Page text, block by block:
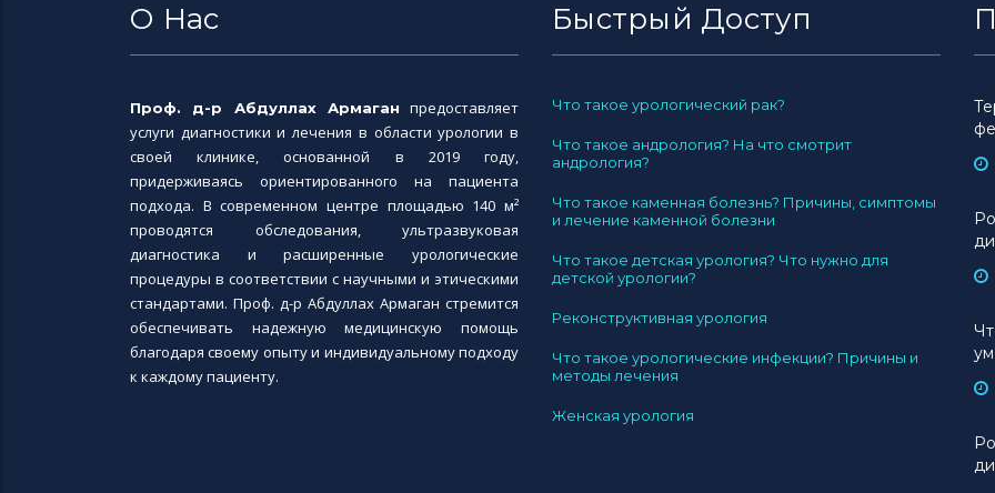
О Нас
Проф. д-р Абдуллах Армаган
предоставляет
услуги диагностики и лечения в области урологии в
своей клинике, основанной в 2019 году,
придерживаясь ориентированного на пациента
подхода. В современном центре площадью 140 м²
проводятся обследования, ультразвуковая
диагностика и расширенные урологические
процедуры в соответствии с научными и этическими
стандартами. Проф. д-р Абдуллах Армаган стремится
обеспечивать надежную медицинскую помощь
благодаря своему опыту и индивидуальному подходу
к каждому пациенту.
Быстрый Доступ
Что такое урологический рак?
Что такое андрология? На что смотрит
андрология?
Что такое каменная болезнь? Причины, симптомы
и лечение каменной болезни
Что такое детская урология? Что нужно для
детской урологии?
Реконструктивная урология
Что такое урологические инфекции? Причины и
методы лечения
Женская урология